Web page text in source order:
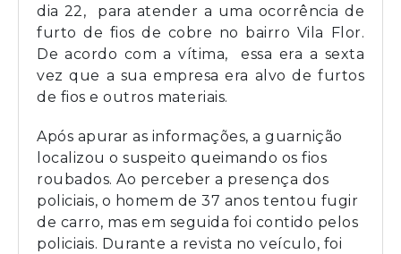
dia 22, para atender a uma ocorrência de
furto de fios de cobre no bairro Vila Flor.
De acordo com a vítima, essa era a sexta
vez que a sua empresa era alvo de furtos
de fios e outros materiais.
Após apurar as informações, a guarnição
localizou o suspeito queimando os fios
roubados. Ao perceber a presença dos
policiais, o homem de 37 anos tentou fugir
de carro, mas em seguida foi contido pelos
policiais. Durante a revista no veículo, foi